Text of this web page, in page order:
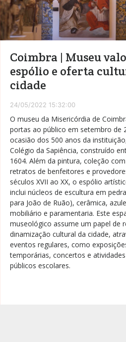
Coimbra | Museu
espólio e oferta
cidade
24/05/2022 15:32:00
O museu da Misericórdia de
portas ao público em setembro de
ocasião dos 500 anos da
Colégio da Sapiência, construído
1604. Além da pintura, coleção
retratos de benfeitores e
séculos XVII ao XX, o espólio
inclui núcleos de escultura em
para João de Ruão), cerâmica,
mobiliário e paramentaria. Este
museológico assume um papel de
dinamização cultural da cidade,
eventos regulares, como
temporárias, concertos e
públicos escolares.